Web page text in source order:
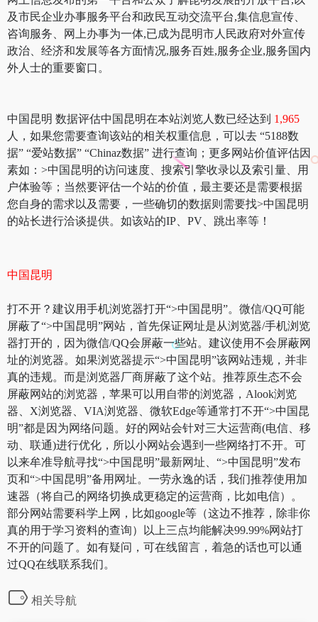
及市民企业办事服务平台和政民互动交流平台,集信息宣传、
咨询服务、网上办事为一体,已成为昆明市人民政府对外宣传
政治、经济和发展等各方面情况,服务百姓,服务企业,服务国内
外人士的重要窗口。
中国昆明 数据评估中国昆明在本站浏览人数已经达到 1,965
人，如果您需要查询该站的相关权重信息，可以去 “5188数
据” “爱站数据” “Chinaz数据” 进行查询；更多网站价值评估因
素如：>中国昆明的访问速度、搜索引擎收录以及索引量、用
户体验等；当然要评估一个站的价值，最主要还是需要根据
您自身的需求以及需要，一些确切的数据则需要找>中国昆明
的站长进行洽谈提供。如该站的IP、PV、跳出率等！
中国昆明
打不开？建议用手机浏览器打开“>中国昆明”。微信/QQ可能
屏蔽了“>中国昆明”网站，首先保证网址是从浏览器/手机浏览
器打开的，因为微信/QQ会屏蔽一些站。建议使用不会屏蔽网
址的浏览器。如果浏览器提示“>中国昆明”该网站违规，并非
真的违规。而是浏览器厂商屏蔽了这个站。推荐原生态不会
屏蔽网站的浏览器，苹果可以用自带的浏览器，Alook浏览
器、X浏览器、VIA浏览器、微软Edge等通常打不开“>中国昆
明”都是因为网络问题。好的网站会针对三大运营商(电信、移
动、联通)进行优化，所以小网站会遇到一些网络打不开。可
以来牟准导航寻找“>中国昆明”最新网址、“>中国昆明”发布
页和“>中国昆明”备用网址。一劳永逸的话，我们推荐使用加
速器（将自己的网络切换成更稳定的运营商，比如电信）。
部分网站需要科学上网，比如google等（这边不推荐，除非你
真的用于学习资料的查询）以上三点均能解决99.99%网站打
不开的问题了。如有疑问，可在线留言，着急的话也可以通
过QQ在线联系我们。
相关导航